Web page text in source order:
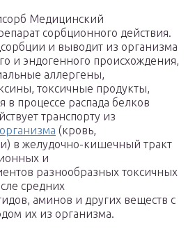
Медицинский
сорбционного действия.
и выводит из организма
и эндогенного происхождения,
аллергены,
токсичные продукты,
в процессе распада белков
транспорту из
(кровь,
в желудочно-кишечный тракт
и
разнообразных токсичных
средних
аминов и других веществ с
их из организма.